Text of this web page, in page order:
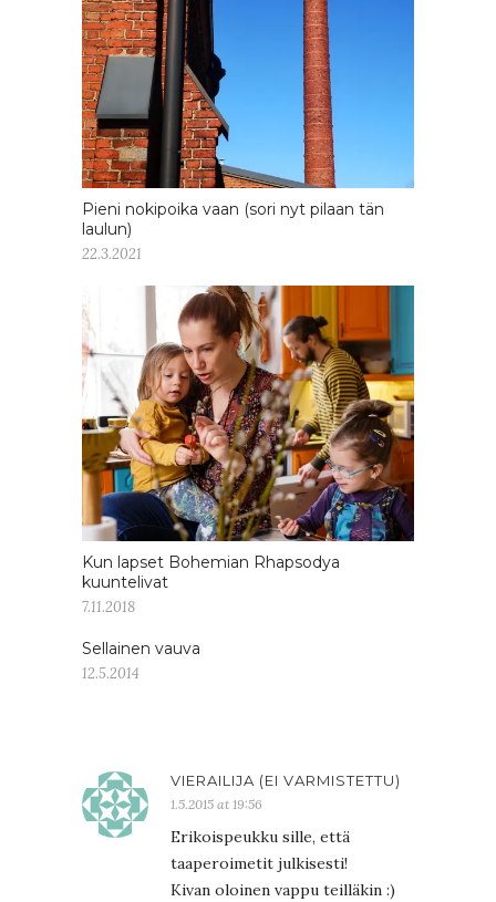
Pieni nokipoika vaan (sori nyt pilaan tän
laulun)
22.3.2021
Kun lapset Bohemian Rhapsodya
kuuntelivat
7.11.2018
Sellainen vauva
12.5.2014
VIERAILIJA (EI VARMISTETTU)
1.5.2015 at 19:56
Erikoispeukku sille, että
taaperoimetit julkisesti!
Kivan oloinen vappu teilläkin :)